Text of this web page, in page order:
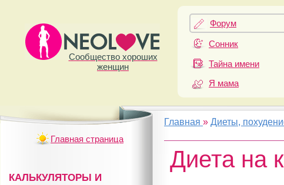
Сообщество хороших
женщин
Форум
Сонник
Тайна имени
Я мама
Главная »Диеты,
Диета на
Главная страница
КАЛЬКУЛЯТОРЫ И